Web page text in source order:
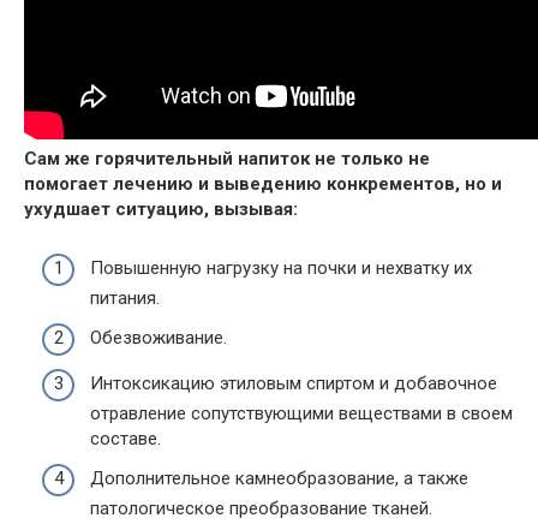
Сам же горячительный напиток не только не
помогает лечению и выведению конкрементов, но и
ухудшает ситуацию, вызывая:
Повышенную нагрузку на почки и нехватку их
питания.
Обезвоживание.
Интоксикацию этиловым спиртом и добавочное
отравление сопутствующими веществами в своем
составе.
Дополнительное камнеобразование, а также
патологическое преобразование тканей.